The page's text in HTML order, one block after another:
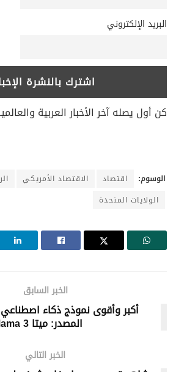
البريد الإلكتروني
كن أول يصله آخر الأخبار العربية
الوسوم: اقتصاد الاقتصاد الأمريكي
الولايات المتحدة
الخبر السابق
أكبر وأقوى نموذج ذكاء
المصدر: ميتا Llama 3
الخبر التالي